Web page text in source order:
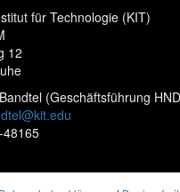
für Technologie (KIT)
12
(Geschäftsführung
48165